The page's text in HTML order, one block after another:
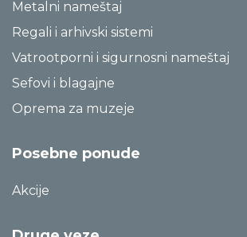
Metalni nameštaj
Regali i arhivski sistemi
Vatrootporni i sigurnosni nameštaj
Sefovi i blagajne
Oprema za muzeje
Posebne ponude
Akcije